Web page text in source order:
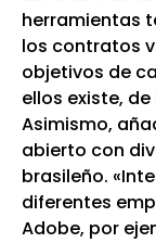
herramientas
los contratos
objetivos de
ellos existe,
Asimismo,
abierto con
brasileño.
diferentes
Adobe, por